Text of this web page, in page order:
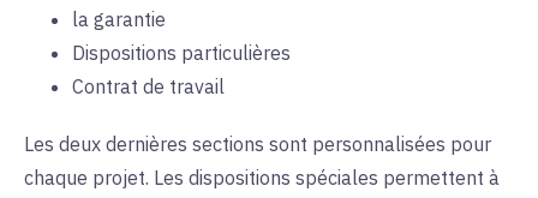
la garantie
Dispositions particulières
Contrat de travail
Les deux dernières sections sont personnalisées pour
chaque projet. Les dispositions spéciales permettent à